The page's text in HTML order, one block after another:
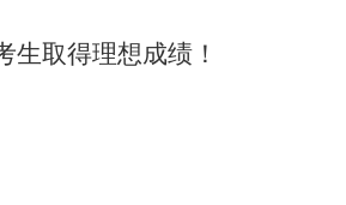
生取得理想成绩！